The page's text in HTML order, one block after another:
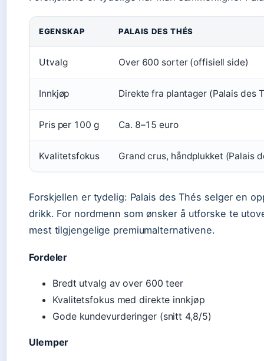
EGENSKAP PALAIS DES THÉS
Utvalg Over 600 sorter (offisiell side)
Innkjøp Direkte fra plantager (Palais des
Pris per 100 g Ca. 8–15 euro
Kvalitetsfokus Grand crus, håndplukket (Palais
Forskjellen er tydelig: Palais des Thés selger en
drikk. For nordmenn som ønsker å utforske te
mest tilgjengelige premiumalternativene.
Fordeler
Bredt utvalg av over 600 teer
Kvalitetsfokus med direkte innkjøp
Gode kundevurderinger (snitt 4,8/5)
Ulemper